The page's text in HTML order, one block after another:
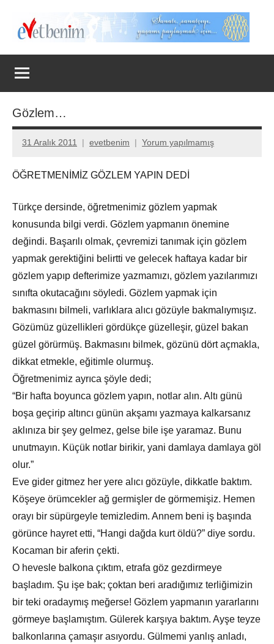
Evet
Benim
Gözlem…
31 Aralık 2011 evetbenim Yorum yapılmamış
ÖĞRETMENİMİZ GÖZLEM YAPIN DEDİ
Türkçe dersinde, öğretmenimiz gözlem yapmak
konusunda bilgi verdi. Gözlem yapmanın önemine
değindi. Başarılı olmak, çevremizi tanımak için gözlem
yapmak gerektiğini belirtti ve gelecek haftaya kadar bir
gözlem yapıp defterimize yazmamızı, gözlem yazılarımızı
sınıfta okutacağını söyledi. Gözlem yapmak için
bakmasını bilmeli, varlıklara alıcı gözüyle bakmalıymışız.
Gözümüz güzellikleri gördükçe güzelleşir, güzel bakan
güzel görürmüş. Bakmasını bilmek, gözünü dört açmakla,
dikkat etmekle, eğitimle olurmuş.
Öğretmenimiz ayrıca şöyle dedi;
“Bir hafta boyunca gözlem yapın, notlar alın. Altı günü
boşa geçirip altıncı günün akşamı yazmaya kalkarsanız
aklınıza bir şey gelmez, gelse bile işe yaramaz. Bunu
unutmayın. Küçük notlar birikir, yani damlaya damlaya göl
olur.”
Eve gider gitmez her yere alıcı gözüyle, dikkatle baktım.
Köşeye örümcekler ağ germişler de görmemişiz. Hemen
orayı bir süpürgeyle temizledim. Annem beni iş başında
görünce hayret etti, “Hangi dağda kurt öldü?” diye sordu.
Kocaman bir aferin çekti.
O hevesle balkona çıktım, etrafa göz gezdirmeye
başladım. Şu işe bak; çoktan beri aradığımız terliğimizin
bir teki oradaymış meğerse! Gözlem yapmanın yararlarını
görmeye başlamıştım. Gülerek karşıya baktım. Ayşe teyze
balkonlarına çamaşır asıyordu. Gülmemi yanlış anladı,